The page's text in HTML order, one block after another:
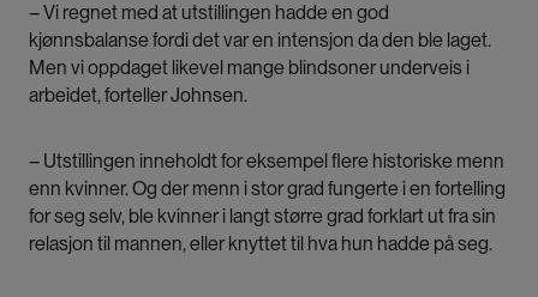
formidlingsopplegg og forskningen i prosjektet og
intervjue forskere med kunnskap på området.
Artiklene har som mål å belyse forholdet mellom
kjønn og museer.
Prosjektet er støttet av Kulturrådet.
– Vi regnet med at utstillingen hadde en god
kjønnsbalanse fordi det var en intensjon da den ble laget.
Men vi oppdaget likevel mange blindsoner underveis i
arbeidet, forteller Johnsen.
– Utstillingen inneholdt for eksempel flere historiske menn
enn kvinner. Og der menn i stor grad fungerte i en fortelling
for seg selv, ble kvinner i langt større grad forklart ut fra sin
relasjon til mannen, eller knyttet til hva hun hadde på seg.